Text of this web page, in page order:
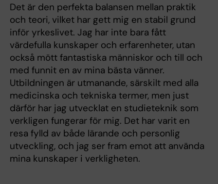
Det är den perfekta balansen mellan praktik
och teori, vilket har gett mig en stabil grund
inför yrkeslivet. Jag har inte bara fått
värdefulla kunskaper och erfarenheter, utan
också mött fantastiska människor och till och
med funnit en av mina bästa vänner.
Utbildningen är utmanande, särskilt med alla
medicinska och tekniska termer, men just
därför har jag utvecklat en studieteknik som
verkligen fungerar för mig. Det har varit en
resa fylld av både lärande och personlig
utveckling, och jag ser fram emot att använda
mina kunskaper i verkligheten.